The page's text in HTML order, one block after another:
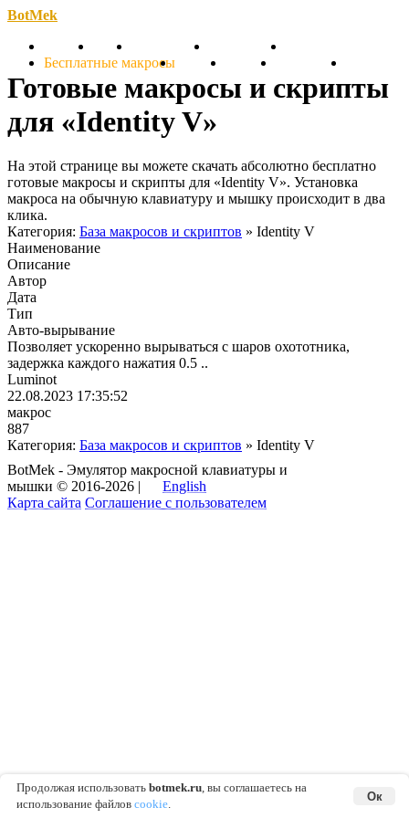
BotMek
Скачать
Обзор Обновления Инструкция
Бесплатные макросы Тарифы Отзывы Поддержка
Готовые макросы и скрипты
для «Identity V»
На этой странице вы можете скачать абсолютно бесплатно
готовые макросы и скрипты для «Identity V». Установка
макроса на обычную клавиатуру и мышку происходит в два
клика.
Категория: База макросов и скриптов » Identity V
Наименование
Описание
Автор
Дата
Тип
Авто-вырывание
Позволяет ускоренно вырываться с шаров охототника,
задержка каждого нажатия 0.5 ..
Luminot
22.08.2023 17:35:52
макрос
887
Категория: База макросов и скриптов » Identity V
BotMek - Эмулятор макросной клавиатуры и
мышки © 2016-2026 |
English
Карта сайта Соглашение с пользователем